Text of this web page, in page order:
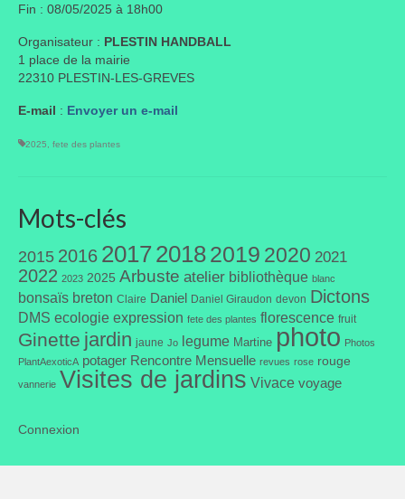
Faune
Oiseaux
Plats principaux
Desserts
Boissons
Autres
Infos pratiques
Règlement Intérieur – Statuts et cotisation JPL
Fin : 08/05/2025 à 18h00
Organisateur : PLESTIN HANDBALL
1 place de la mairie
22310 PLESTIN-LES-GREVES
E-mail : Envoyer un e-mail
2025 fete des plantes
Mots-clés
2015 2016 201720182019 2020 2021
2022 2023 2025 Arbuste atelier bibliothèque blanc
bonsaïs breton Claire Daniel Daniel Giraudon devon Dictons
DMS ecologie expression fete des plantes florescence fruit
Ginette jardin jaune Jo legume Martine photo Photos
PlantAexoticA potager Rencontre Mensuelle revues rose rouge
vannerie Visites de jardins Vivace voyage
Connexion